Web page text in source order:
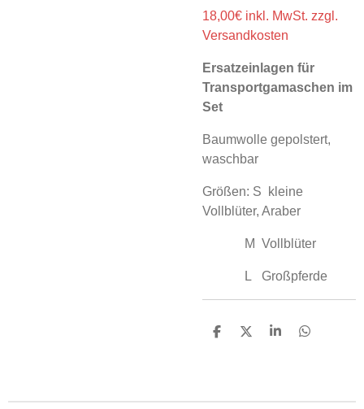
18,00€ inkl. MwSt. zzgl.
Versandkosten
Ersatzeinlagen für
Transportgamaschen im
Set
Baumwolle gepolstert,
waschbar
Größen: S kleine
Vollblüter, Araber
M Vollblüter
L Großpferde
T
n
T
n
T
n
T
n